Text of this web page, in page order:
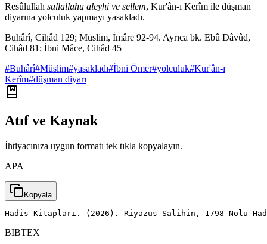
Resûlullah sallallahu aleyhi ve sellem, Kur'ân-ı Kerîm ile düşman
diyarına yolculuk yapmayı yasakladı.
Buhârî, Cihâd 129; Müslim, İmâre 92-94. Ayrıca bk. Ebû Dâvûd,
Cihâd 81; İbni Mâce, Cihâd 45
#Buhârî#Müslim#yasakladı#İbni Ömer#yolculuk#Kur'ân-ı
Kerîm#düşman diyarı
Atıf ve Kaynak
İhtiyacınıza uygun formatı tek tıkla kopyalayın.
APA
Kopyala
Hadis Kitapları. (2026). Riyazus Salihin, 1798 Nolu
BIBTEX